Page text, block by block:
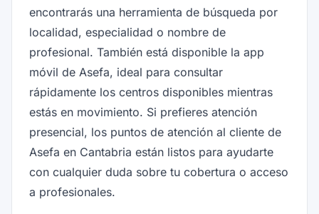
encontrarás una herramienta de búsqueda por
localidad, especialidad o nombre de
profesional. También está disponible la app
móvil de Asefa, ideal para consultar
rápidamente los centros disponibles mientras
estás en movimiento. Si prefieres atención
presencial, los puntos de atención al cliente de
Asefa en Cantabria están listos para ayudarte
con cualquier duda sobre tu cobertura o acceso
a profesionales.